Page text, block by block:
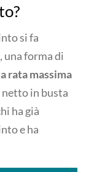
si fa
forma di
rata massima
in busta
ha già
e ha